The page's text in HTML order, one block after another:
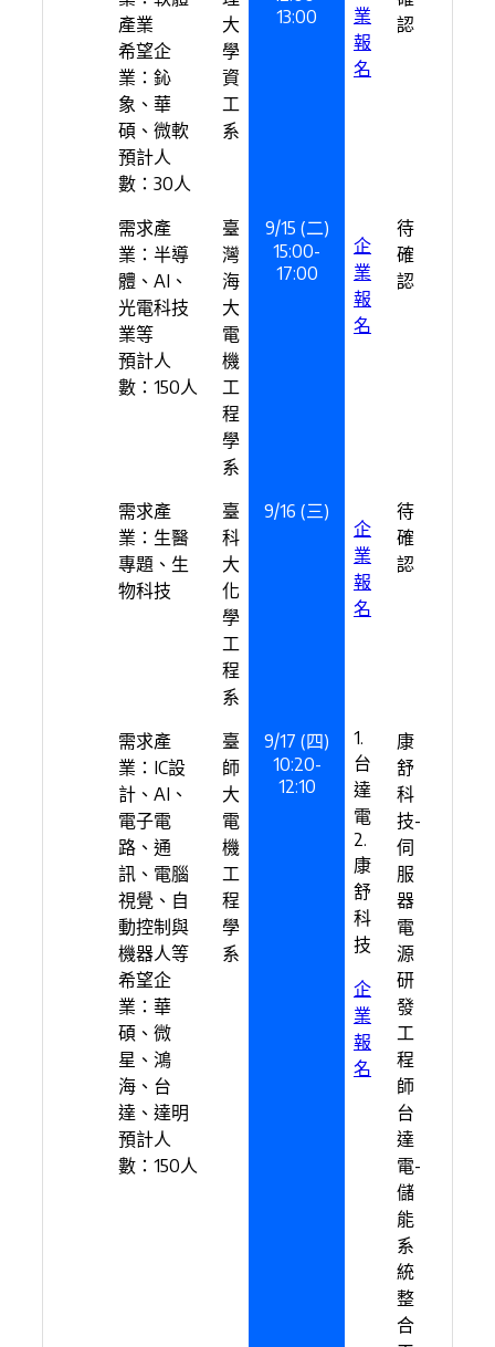
產業
希望企
業：鈊
象、華
碩、微軟
預計人
數：30人
大
學
資
工
系
13:00
業
報
名
認
需求產
業：半導
體、AI、
光電科技
業等
預計人
數：150人
臺
灣
海
大
電
機
工
程
學
系
9/15 (二)
15:00-
17:00
企
業
報
名
待
確
認
需求產
業：生醫
專題、生
物科技
臺
科
大
化
學
工
程
系
9/16 (三)
企
業
報
名
待
確
認
需求產
業：IC設
計、AI、
電子電
路、通
訊、電腦
視覺、自
動控制與
機器人等
希望企
業：華
碩、微
星、鴻
海、台
達、達明
預計人
數：150人
臺
師
大
電
機
工
程
學
系
9/17 (四)
10:20-
12:10
1.
台
達
電
2.
康
舒
科
技
企
業
報
名
康
舒
科
技-
伺
服
器
電
源
研
發
工
程
師
台
達
電-
儲
能
系
統
整
合